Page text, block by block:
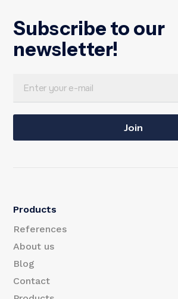
Subscribe to our
newsletter!
E
m
a
*
E
m
a
i
m
Join
Products
References
About us
Blog
Contact